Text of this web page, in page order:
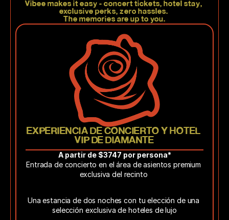
Vibee makes it easy - concert tickets, hotel stay,
exclusive perks, zero hassles.
The memories are up to you.
EXPERIENCIA DE CONCIERTO Y HOTEL
VIP DE DIAMANTE
A partir de $3747 por persona*
Entrada de concierto en el área de asientos premium
exclusiva del recinto
Una estancia de dos noches con tu elección de una
selección exclusiva de hoteles de lujo